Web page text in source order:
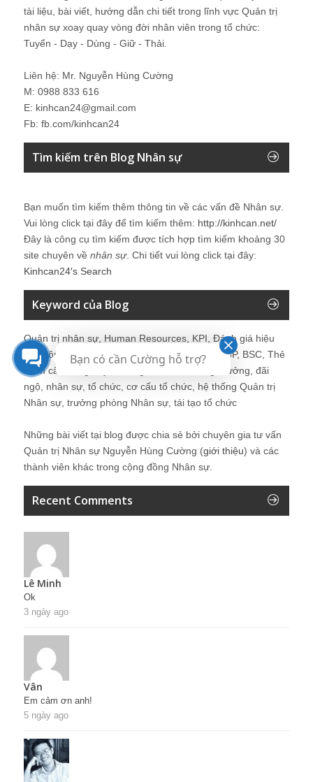
tài liệu, bài viết, hướng dẫn chi tiết trong lĩnh vực Quản trị
nhân sự xoay quay vòng đời nhân viên trong tổ chức:
Tuyển - Dạy - Dùng - Giữ - Thải.
Liên hệ: Mr. Nguyễn Hùng Cường
M: 0988 833 616
E: kinhcan24@gmail.com
Fb: fb.com/kinhcan24
Tìm kiếm trên Blog Nhân sự
Bạn muốn tìm kiếm thêm thông tin về các vấn đề Nhân sự
Vui lòng click tại đây để tìm kiếm thêm: http://kinhcan.net/
Đây là công cụ tìm kiếm được tích hợp tìm kiếm khoảng 30
site chuyên về nhân sự. Chi tiết vui lòng click tại đây:
Kinhcan24′s Search
Keyword của Blog
Quản trị nhân sự, Human Resources, KPI, Đánh giá hiệu
quả công việc, chính sách lương, CnB, lương 3P, BSC, Thẻ
điểm cân bằng, tuyển dụng, đào tạo, lương thưởng, đãi
ngộ, nhân sự, tổ chức, cơ cấu tổ chức, hệ thống Quản trị
Nhân sự, trưởng phòng Nhân sự, tái tạo tổ chức
Những bài viết tại blog được chia sẻ bởi chuyên gia tư vấn
Quản trị Nhân sự Nguyễn Hùng Cường (giới thiệu) và các
thành viên khác trong cộng đồng Nhân sự.
Recent Comments
Lê Minh
Ok
3 ngày ago
Vân
Em cảm ơn anh!
5 ngày ago
Bạn có cần Cường hỗ trợ?